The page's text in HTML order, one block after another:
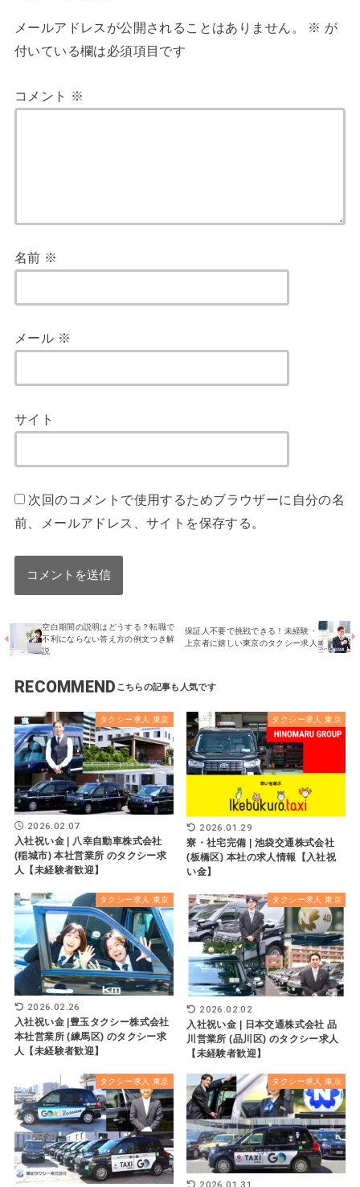
メールアドレスが公開されることはありません。 ※ が
付いている欄は必須項目です
コメント ※
名前 ※
メール ※
サイト
次回のコメントで使用するためブラウザーに自分の名
前、メールアドレス、サイトを保存する。
空白期間の説明はどうする？転職で
不利にならない答え方の例文つき解
説
保証人不要で挑戦できる！未経験・
上京者に嬉しい東京のタクシー求人
RECOMMEND
タクシー求人 東京
2026.02.07
入社祝い金 | 八幸自動車株式会社
(稲城市) 本社営業所 のタクシー求
人【未経験者歓迎】
タクシー求人 東京
2026.01.29
寮・社宅完備 | 池袋交通株式会社
(板橋区) 本社の求人情報【入社祝
い金】
タクシー求人 東京
2026.02.26
入社祝い金 |豊玉タクシー株式会社
本社営業所 (練馬区) のタクシー求
人【未経験者歓迎】
タクシー求人 東京
2026.02.02
入社祝い金 | 日本交通株式会社 品
川営業所 (品川区) のタクシー求人
【未経験者歓迎】
タクシー求人 東京 タクシー求人 東京